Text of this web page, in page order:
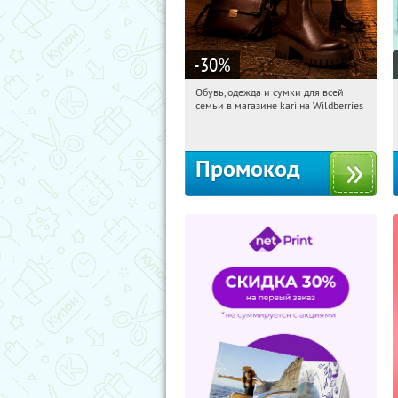
-30%
10:49:02 Получили:
Обувь, одежда и сумки для всей
семьи в магазине kari на Wildberries
Промокод